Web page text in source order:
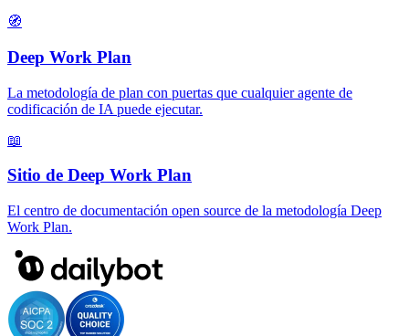
🧭
Deep Work Plan
La metodología de plan con puertas que cualquier agente de
codificación de IA puede ejecutar.
📖
Sitio de Deep Work Plan
El centro de documentación open source de la metodología Deep
Work Plan.